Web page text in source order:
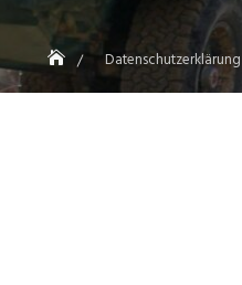
Datenschutzerklärung